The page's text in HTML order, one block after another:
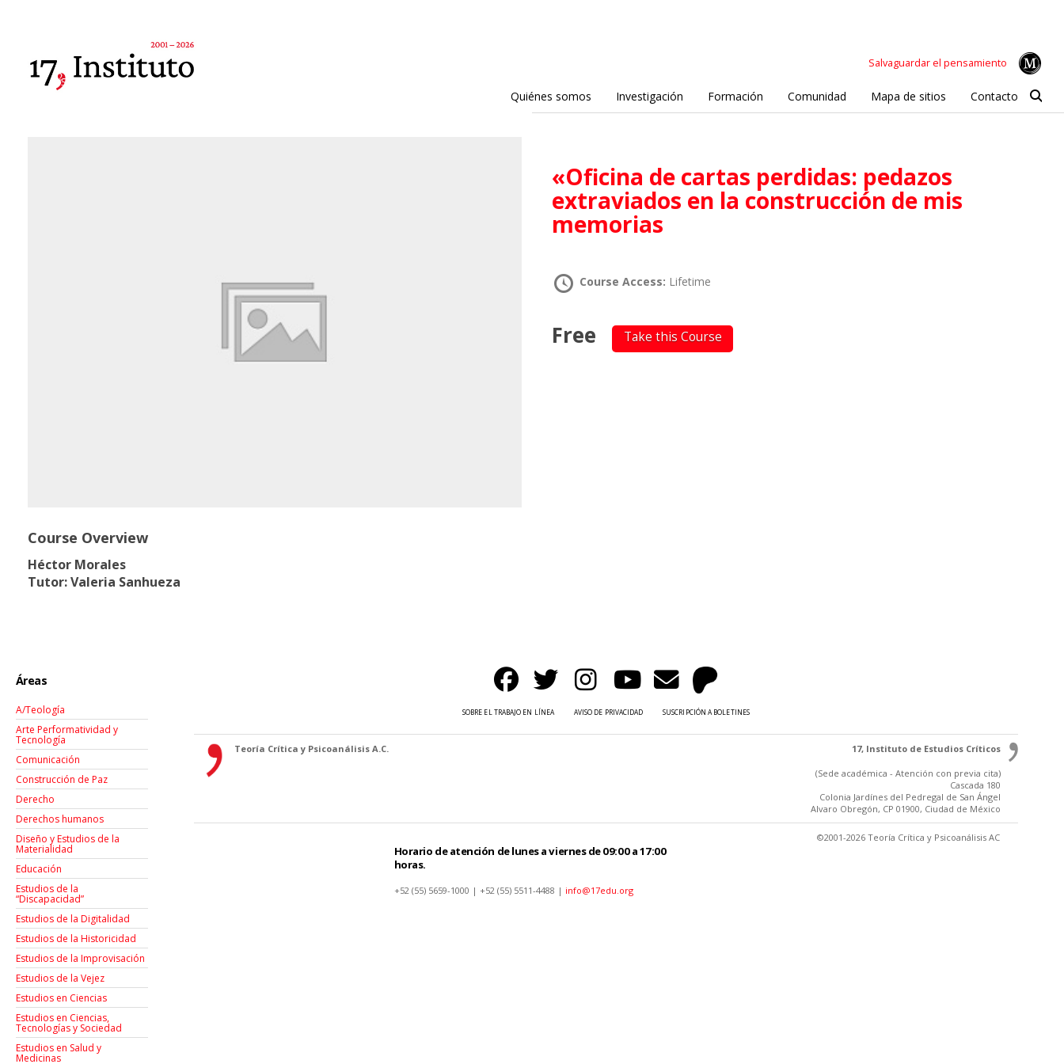
Salvaguardar el pensamiento
Quiénes somos Investigación Formación Comunidad Mapa de sitios Contacto
«Oficina de cartas perdidas: pedazos
extraviados en la construcción de mis
memorias
Course Access: Lifetime
Free Take this Course
Course Overview
Héctor Morales
Tutor: Valeria Sanhueza
Áreas
A/Teología
Arte Performatividad y
Tecnología
Comunicación
Construcción de Paz
Derecho
Derechos humanos
Diseño y Estudios de la
Materialidad
Educación
Estudios de la
“Discapacidad”
Estudios de la Digitalidad
Estudios de la Historicidad
Estudios de la Improvisación
Estudios de la Vejez
Estudios en Ciencias
Estudios en Ciencias,
Tecnologías y Sociedad
Estudios en Salud y
Medicinas
SOBRE EL TRABAJO EN LÍNEA AVISO DE PRIVACIDAD SUSCRIPCIÓN A BOLETINES
Teoría Crítica y Psicoanálisis A.C. 17, Instituto de Estudios Críticos
(Sede académica - Atención con previa cita)
Cascada 180
Colonia Jardínes del Pedregal de San Ángel
Alvaro Obregón, CP 01900, Ciudad de México
Horario de atención de lunes a viernes de 09:00 a 17:00
horas.
+52 (55) 5659-1000 | +52 (55) 5511-4488 | info@17edu.org
©2001-2026 Teoría Crítica y Psicoanálisis AC